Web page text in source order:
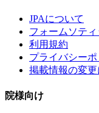
JPAについて
フォームソテ
利用規約
プライバシー
掲載情報の変更
院様向け